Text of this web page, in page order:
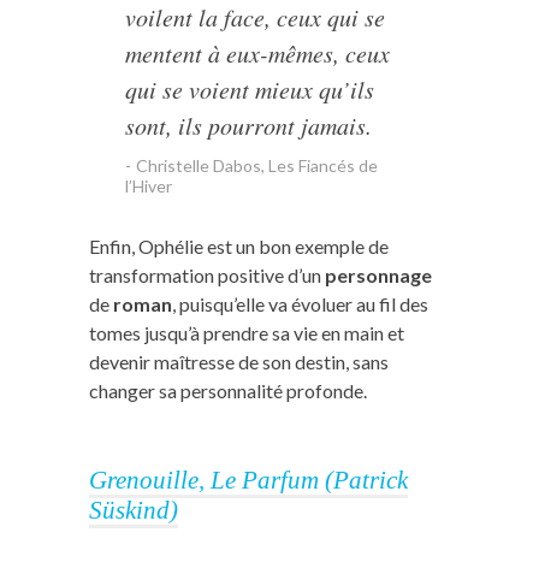
voilent la face, ceux qui se
mentent à eux-mêmes, ceux
qui se voient mieux qu’ils
sont, ils pourront jamais.
Christelle Dabos, Les Fiancés de
l’Hiver
Enfin, Ophélie est un bon exemple de
transformation positive d’un personnage
de roman, puisqu’elle va évoluer au fil des
tomes jusqu’à prendre sa vie en main et
devenir maîtresse de son destin, sans
changer sa personnalité profonde.
Grenouille, Le Parfum (Patrick
Süskind)